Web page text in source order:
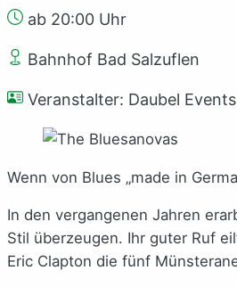
ab 20:00 Uhr
Bahnhof Bad Salzuflen
Veranstalter: Daubel Events
Wenn von Blues „made in
In den vergangenen Jahren
Stil überzeugen. Ihr guter Ruf
Eric Clapton die fünf